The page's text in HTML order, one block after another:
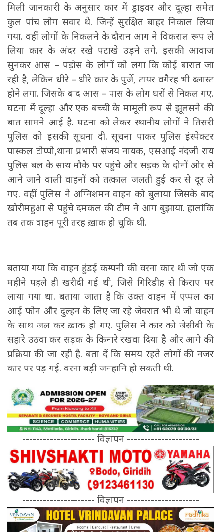
मिली जानकारी के अनुसार कार में ड्राइवर और दूल्हा समेत
कुल पांच लोग सवार थे. जिन्हें सुरक्षित बाहर निकाल लिया
गया. वहीं लोगों के निकलने के दौरान आग ने विकराल रूप ले
लिया कार के अंदर रखे पटाखे उड़ने लगे. इसकी आवाज
सुनकर आस – पड़ोस के लोगों को लगा कि कोई बारात जा
रही है, लेकिन धीरे – धीरे कार के पुर्जे, टायर वगैरह भी ब्लास्ट
होने लगा. जिसके बाद आस – पास के लोग घरों से निकल गए.
घटना में दूल्हा और एक बच्ची के मामूली रूप से झूलसने की
बात सामने आई है. घटना को लेकर स्थानीय लोगों ने तिसरी
पुलिस को इसकी सूचना दी. सूचना पाकर पुलिस इंस्पेक्टर
पास्कल टोप्पो,थाना प्रभारी संजय नायक, एसआई नंदजी राय
पुलिस बल के साथ मौके पर पहुंचे और सड़क के दोनों ओर से
आने जाने वाली वाहनों को तत्काल जलती हुई कर से दूर ले
गए. वहीं पुलिस ने अग्निशमन वाहन को बुलाया जिसके बाद
खोरीमहुआ से पहुंचे दमकल की टीम ने आग बुझाया. हालांकि
तब तक वाहन पूरी तरह ख़ाक हो चुकि थी.
बताया गया कि वाहन हुंडई कम्पनी की वरना कार थी जो एक
महीने पहले ही खरीदी गई थी, जिसे गिरिडीह से किराए पर
लाया गया था. बताया जाता है कि उक्त वाहन में एप्पल का
आई फोन और दुल्हन के लिए जा रहे जेवरात भी थे जो वाहन
के साथ जल कर ख़ाक हो गए. पुलिस ने कार को जेसीबी के
सहारे उठवा कर सड़क के किनारे रखवा दिया है और आगे की
प्रक्रिया की जा रही है. बता दें कि समय रहते लोगों की नजर
कार पर पड़ गई. वरना बड़ी जनहानि हो सकती थी.
--------------------- विज्ञापन ---------------------
--------------------- विज्ञापन ---------------------